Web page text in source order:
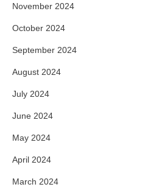
November 2024
October 2024
September 2024
August 2024
July 2024
June 2024
May 2024
April 2024
March 2024